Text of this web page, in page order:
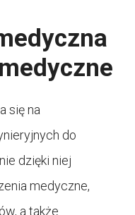
się na
do
dzięki niej
medyczne,
a także